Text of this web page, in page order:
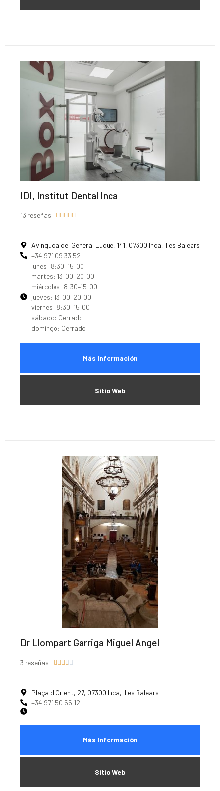
IDI, Institut Dental Inca
13 reseñas 
Avinguda del General Luque, 141, 07300 Inca, Illes Balears
+34 971 09 33 52
lunes: 8:30–15:00
martes: 13:00–20:00
miércoles: 8:30–15:00
jueves: 13:00–20:00
viernes: 8:30–15:00
sábado: Cerrado
domingo: Cerrado
Más Información
Sitio Web
Dr Llompart Garriga Miguel Angel
3 reseñas 
Plaça d'Orient, 27, 07300 Inca, Illes Balears
+34 971 50 55 12
Más Información
Sitio Web